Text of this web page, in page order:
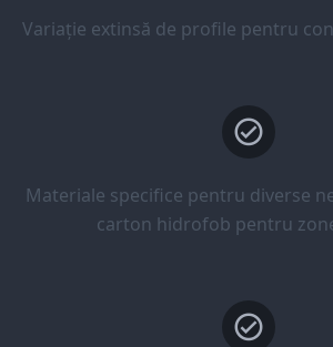
Variație extinsă de profile pentru
Materiale specifice pentru diverse
carton hidrofob pentru